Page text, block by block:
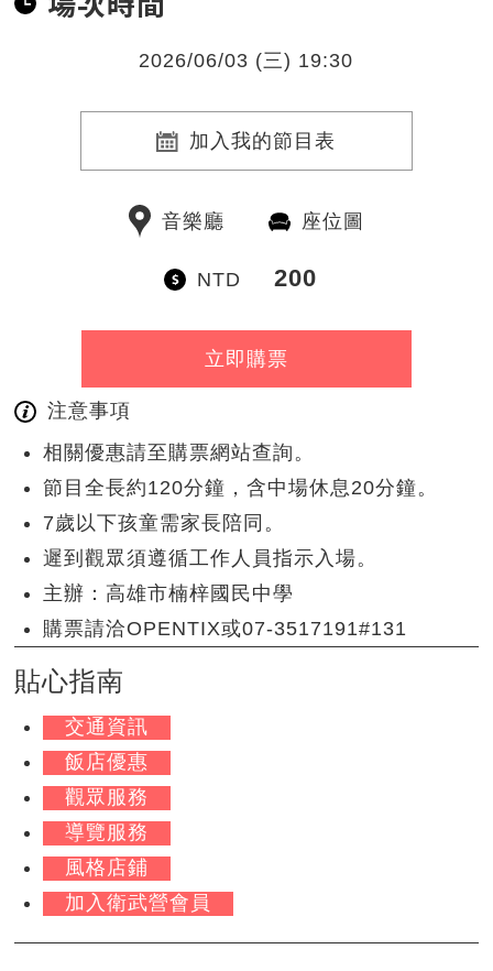
2026/06/03 (三) 19:30
加入我的節目表
音樂廳 座位圖
NTD 200
立即購票
注意事項
相關優惠請至購票網站查詢。
節目全長約120分鐘，含中場休息20分鐘。
7歲以下孩童需家長陪同。
遲到觀眾須遵循工作人員指示入場。
主辦：高雄市楠梓國民中學
購票請洽OPENTIX或07-3517191#131
貼心指南
交通資訊
飯店優惠
觀眾服務
導覽服務
風格店鋪
加入衛武營會員